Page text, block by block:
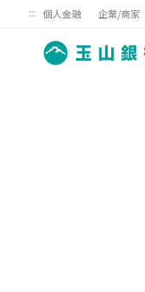
::: 個人金融 企業/商家